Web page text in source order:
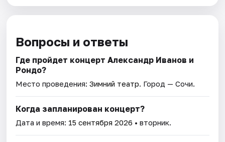
Вопросы и ответы
Где пройдет концерт Александр Иванов и
Рондо?
Место проведения:Зимний театр. Город — Сочи.
Когда запланирован концерт?
Дата и время: 15 сентября 2026 • вторник.